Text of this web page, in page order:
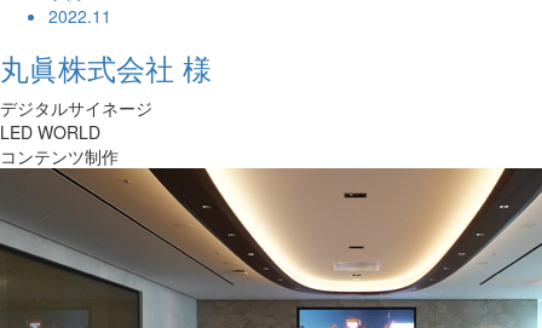
2022.11
丸眞株式会社 様
デジタルサイネージ
LED WORLD
コンテンツ制作